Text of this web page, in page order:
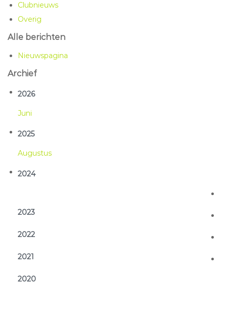
Clubnieuws
Overig
Alle berichten
Nieuwspagina
Archief
2026
Jun
2025
Aug
2024
2023
2022
2021
2020